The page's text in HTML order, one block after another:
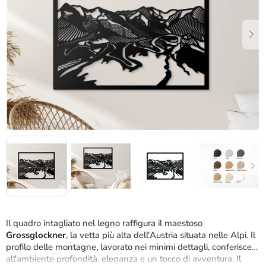
Il quadro intagliato nel legno raffigura il maestoso
Grossglockner, la vetta più alta dell'Austria situata nelle Alpi. Il
profilo delle montagne, lavorato nei minimi dettagli, conferisce
all'ambiente profondità, eleganza e un tocco di avventura. Il